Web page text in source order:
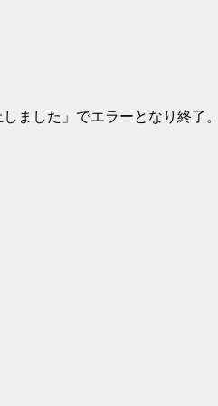
ました」でエラーとなり終了。